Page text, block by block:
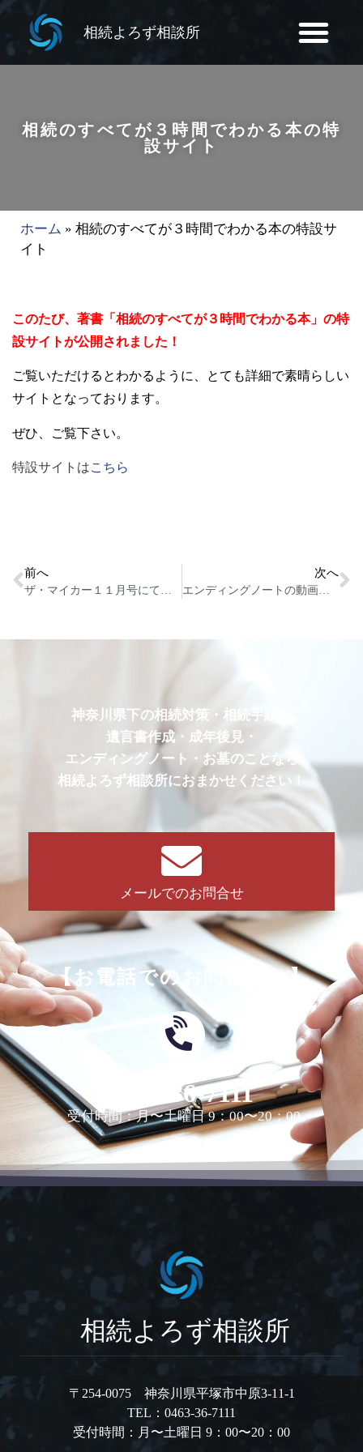
相続よろず相談所
相続のすべてが３時間でわかる本の特
設サイト
ホーム » 相続のすべてが３時間でわかる本の特設サ
イト
このたび、著書「相続のすべてが３時間でわかる本」の特
設サイトが公開されました！
ご覧いただけるとわかるように、とても詳細で素晴らしい
サイトとなっております。
ぜひ、ご覧下さい。
特設サイトはこちら
前へ 次へ
エンディングノートの動画が公開されました！
神奈川県下の相続対策・相続手続・
遺言書作成・成年後見・
エンディングノート・お墓のことなら
相続よろず相談所におまかせください！
メールでのお問合せ
【お電話でのお問合せは】
0463-36-7111
受付時間：月〜土曜日 9：00〜20：00
相続よろず相談所
〒254-0075 神奈川県平塚市中原3-11-1
TEL：0463-36-7111
受付時間：月〜土曜日 9：00〜20：00